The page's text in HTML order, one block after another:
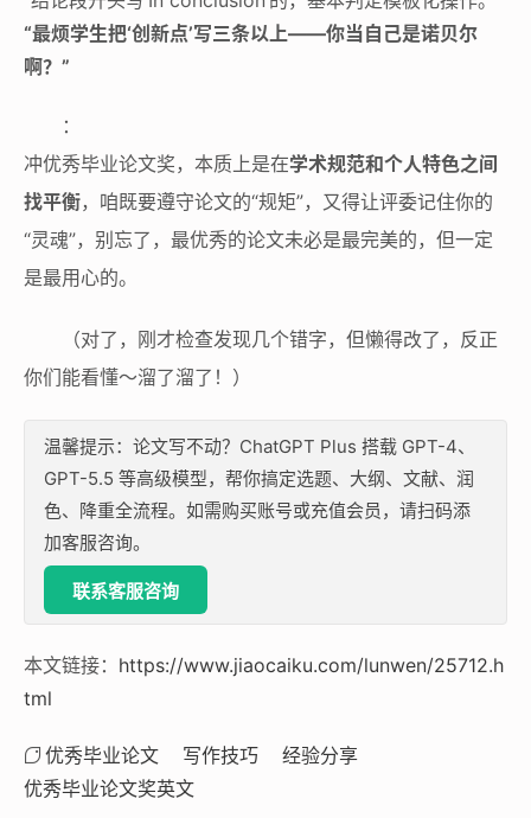
“最烦学生把‘创新点’写三条以上——你当自己是诺贝尔
啊？”
：
冲优秀毕业论文奖，本质上是在学术规范和个人特色之间
找平衡，咱既要遵守论文的“规矩”，又得让评委记住你的
“灵魂”，别忘了，最优秀的论文未必是最完美的，但一定
是最用心的。
（对了，刚才检查发现几个错字，但懒得改了，反正
你们能看懂～溜了溜了！）
温馨提示：论文写不动？ChatGPT Plus 搭载 GPT-4、
GPT-5.5 等高级模型，帮你搞定选题、大纲、文献、润
色、降重全流程。如需购买账号或充值会员，请扫码添
加客服咨询。
联系客服咨询
本文链接： https://www.jiaocaiku.com/lunwen/25712.h
tml
优秀毕业论文 写作技巧
经验分享
优秀毕业论文奖英文